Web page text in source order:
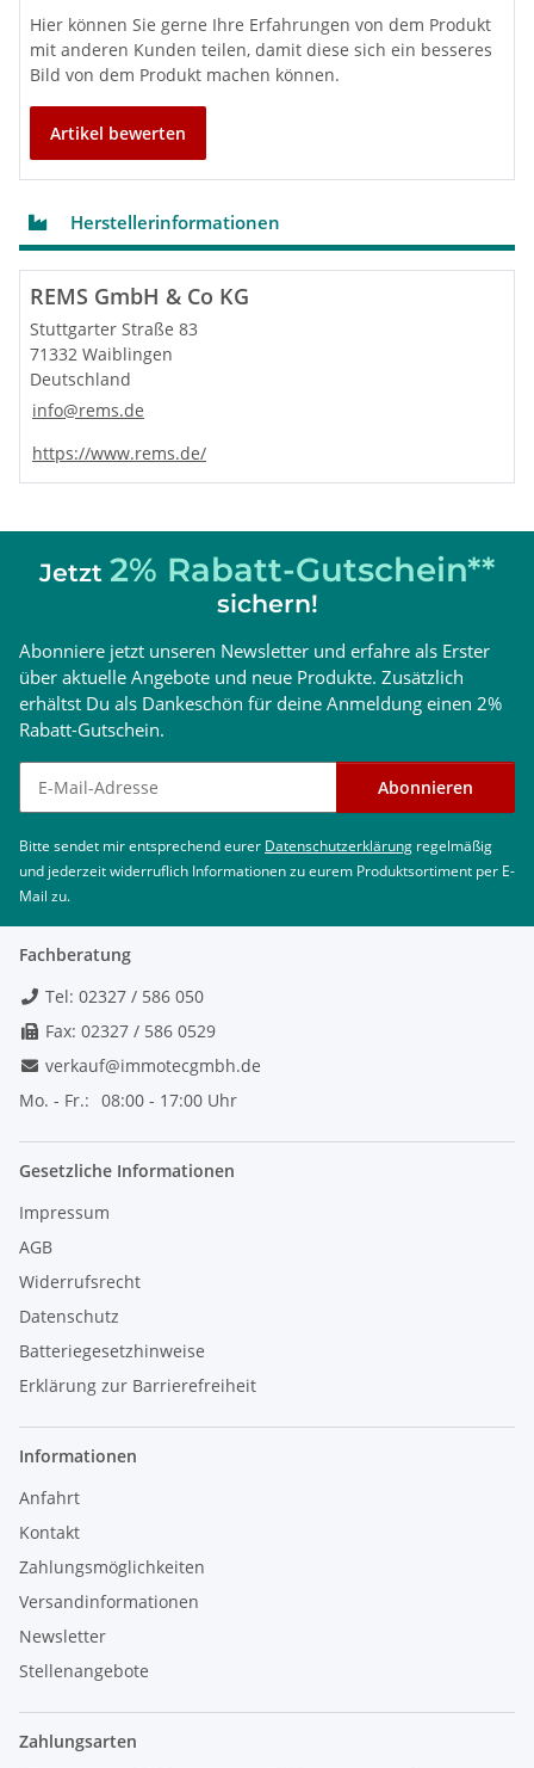
Kompatibilität
REMS Picus S1
REMS Picus SR
REMS Picus S2/3,5
und andere Fabrikate
Hier können Sie gerne Ihre Erfahrungen von dem Produkt
mit anderen Kunden teilen, damit diese sich ein besseres
Bild von dem Produkt machen können.
Artikel bewerten
Herstellerinformationen
REMS GmbH & Co KG
Stuttgarter Straße 83
71332 Waiblingen
Deutschland
info@rems.de
https://www.rems.de/
Jetzt 2% Rabatt-Gutschein**
sichern!
Abonniere jetzt unseren Newsletter und erfahre als Erster
über aktuelle Angebote und neue Produkte. Zusätzlich
erhältst Du als Dankeschön für deine Anmeldung einen 2%
Rabatt-Gutschein.
Newsletter abonnieren Abonnieren
Bitte sendet mir entsprechend eurer Datenschutzerklärung regelmäßig
und jederzeit widerruflich Informationen zu eurem Produktsortiment per E-
Mail zu.
Fachberatung
Tel: 02327 / 586 050
Fax: 02327 / 586 0529
verkauf@immotecgmbh.de
Mo. - Fr.: 08:00 - 17:00 Uhr
Gesetzliche Informationen
Impressum
AGB
Widerrufsrecht
Datenschutz
Batteriegesetzhinweise
Erklärung zur Barrierefreiheit
Informationen
Anfahrt
Kontakt
Zahlungsmöglichkeiten
Versandinformationen
Newsletter
Stellenangebote
Zahlungsarten